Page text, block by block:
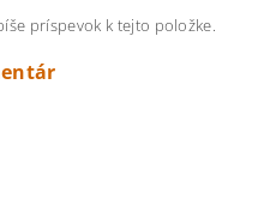
príspevok k tejto položke.